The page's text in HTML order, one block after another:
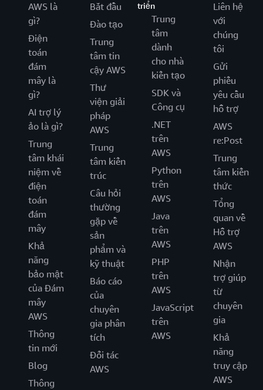
AWS là
gì?
Điện
toán
đám
mây là
gì?
AI trợ lý
ảo là gì?
Trung
tâm khái
niệm về
điện
toán
đám
mây
Khả
năng
bảo mật
của Đám
mây
AWS
Thông
tin mới
Blog
Thông
Bắt đầu
Đào tạo
Trung
tâm tin
cậy AWS
Thư
viện giải
pháp
AWS
Trung
tâm kiến
trúc
Câu hỏi
thường
gặp về
sản
phẩm và
kỹ thuật
Báo cáo
của
chuyên
gia phân
tích
Đối tác
AWS
triển
Trung
tâm
dành
cho nhà
kiến tạo
SDK và
Công cụ
.NET
trên
AWS
Python
trên
AWS
Java
trên
AWS
PHP
trên
AWS
JavaScript
trên
AWS
Liên hệ
với
chúng
tôi
Gửi
phiếu
yêu cầu
hỗ trợ
AWS
re:Post
Trung
tâm kiến
thức
Tổng
quan về
Hỗ trợ
AWS
Nhận
trợ giúp
từ
chuyên
gia
Khả
năng
truy cập
AWS